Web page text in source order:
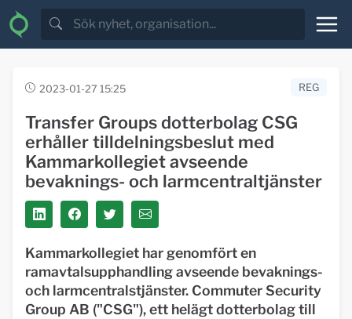
2023-01-27 15:25 REG
Transfer Groups dotterbolag CSG
erhåller tilldelningsbeslut med
Kammarkollegiet avseende
bevaknings- och larmcentraltjänster
Kammarkollegiet har genomfört en
ramavtalsupphandling avseende bevaknings-
och larmcentralstjänster. Commuter Security
Group AB ("CSG"), ett helägt dotterbolag till